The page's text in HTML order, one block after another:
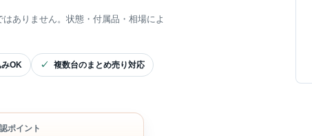
ありません。状態・付属品・相場によ
OK 複数台のまとめ売り対応
ポイント